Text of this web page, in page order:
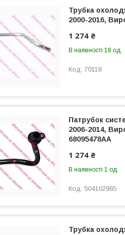
Трубка
2000-2016,
1 274 ₴
В наявності 18 од.
70118
Патрубок
2006-2014,
68095478AA
1 274 ₴
В наявності 1 од.
504102965
Трубка